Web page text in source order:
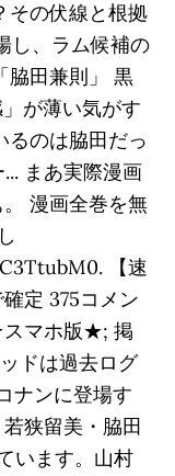
その伏線と根拠
し、ラム候補の
脇田兼則」 黒
が薄い気がす
るのは脇田だっ
まあ実際漫画
漫画全巻を無
【速
定 375コメン
スマホ版★; 掲
ドは過去ログ
ナンに登場す
狭留美・脇田
います。山村